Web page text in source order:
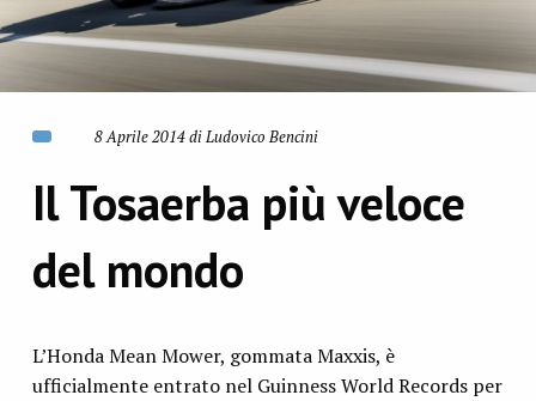
8 Aprile 2014 di Ludovico Bencini
Il Tosaerba più veloce
del mondo
L’Honda Mean Mower, gommata Maxxis, è
ufficialmente entrato nel Guinness World Records per